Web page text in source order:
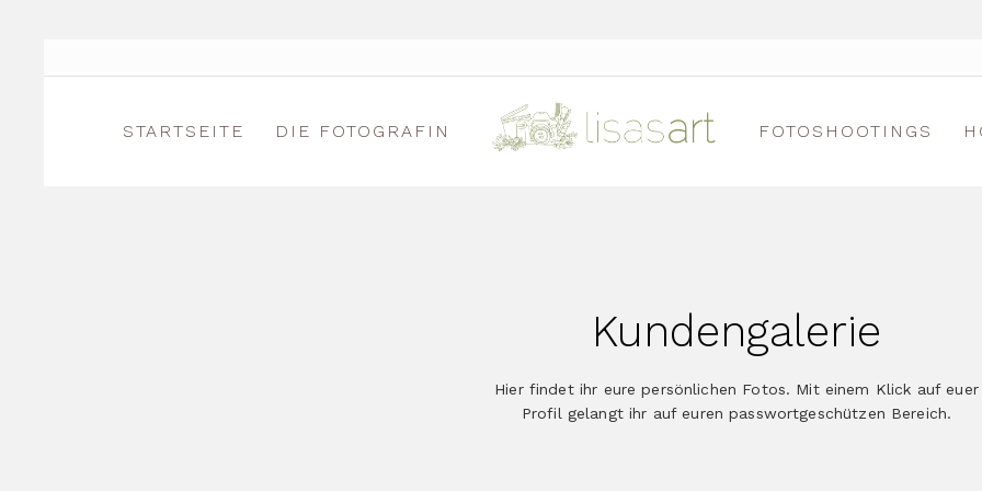
STARTSEITE DIE FOTOGRAFIN FOTOSHOOTINGS
Kundengalerie
Hier findet ihr eure persönlichen Fotos. Mit einem Klick auf euer
Profil gelangt ihr auf euren passwortgeschützen Bereich.